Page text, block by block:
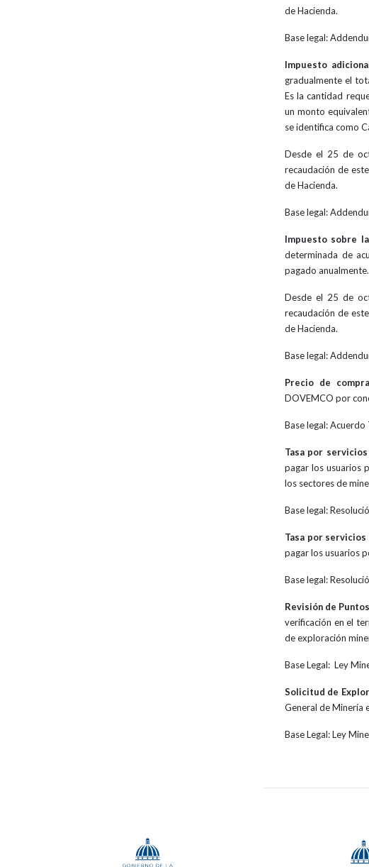
de Hacienda.
Base legal:
Impuesto
gradualmente el
Es la cantidad
un monto
se identifica como
Desde el 25 de
recaudación de
de Hacienda.
Base legal:
Impuesto sobre
determinada de
pagado anualmente.
Desde el 25 de
recaudación de
de Hacienda.
Base legal:
Precio de
DOVEMCO por
Base legal:
Tasa por
pagar los usuarios
los sectores de
Base legal:
Tasa por
pagar los usuarios
Base legal:
Revisión de
verificación en el
de exploración
Base Legal: Ley
Solicitud de
General de Minería
Base Legal: Ley